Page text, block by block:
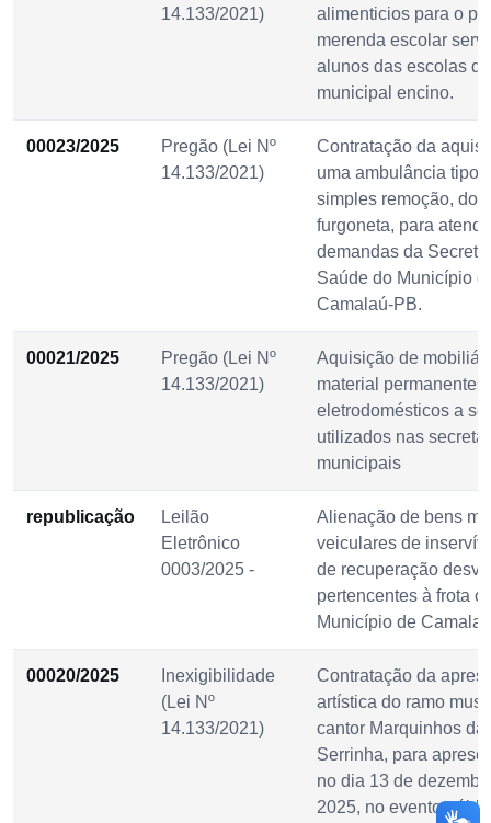
14.133/2021)
alimenticios para o
merenda escolar
alunos das escolas
municipal encino.
00023/2025
Pregão (Lei Nº
14.133/2021)
Contratação da
uma ambulância tipo
simples remoção, do
furgoneta, para
demandas da
Saúde do Município
Camalaú-PB.
00021/2025
Pregão (Lei Nº
14.133/2021)
Aquisição de
material permanentes
eletrodomésticos a
utilizados nas
municipais
republicação
Leilão
Eletrônico
0003/2025 -
Alienação de bens
veiculares de
de recuperação
pertencentes à frota
Município de Camalaú
00020/2025
Inexigibilidade
(Lei Nº
14.133/2021)
Contratação da
artística do ramo
cantor Marquinhos da
Serrinha, para
no dia 13 de
2025, no evento